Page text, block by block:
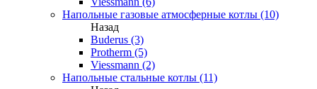
Напольные газовые атмосферные котлы (10)
Назад
Buderus (3)
Protherm (5)
Viessmann (2)
Напольные стальные котлы (11)